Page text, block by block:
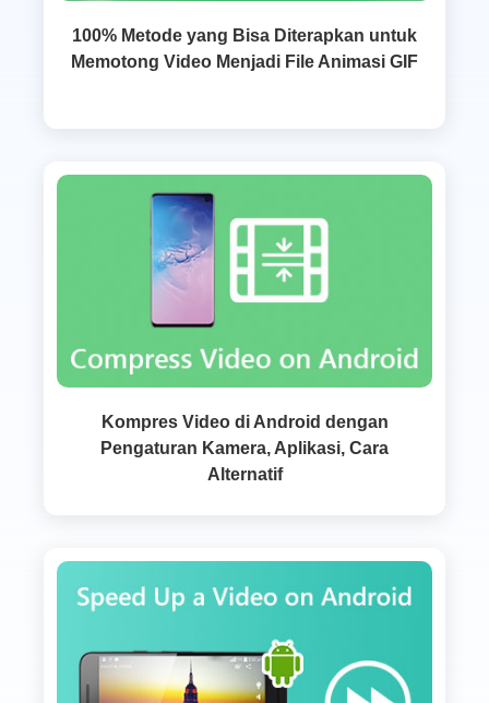
100% Metode yang Bisa Diterapkan untuk
Memotong Video Menjadi File Animasi GIF
Kompres Video di Android dengan
Pengaturan Kamera, Aplikasi, Cara
Alternatif